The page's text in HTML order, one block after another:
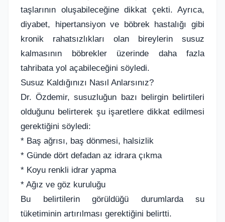
taşlarının oluşabileceğine dikkat çekti. Ayrıca,
diyabet, hipertansiyon ve böbrek hastalığı gibi
kronik rahatsızlıkları olan bireylerin susuz
kalmasının böbrekler üzerinde daha fazla
tahribata yol açabileceğini söyledi.
Susuz Kaldığınızı Nasıl Anlarsınız?
Dr. Özdemir, susuzluğun bazı belirgin belirtileri
olduğunu belirterek şu işaretlere dikkat edilmesi
gerektiğini söyledi:
* Baş ağrısı, baş dönmesi, halsizlik
* Günde dört defadan az idrara çıkma
* Koyu renkli idrar yapma
* Ağız ve göz kuruluğu
Bu belirtilerin görüldüğü durumlarda su
tüketiminin artırılması gerektiğini belirtti.